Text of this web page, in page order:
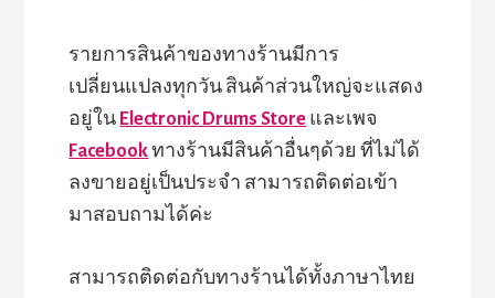
รายการสินค้าของทางร้านมีการ
เปลี่ยนแปลงทุกวัน สินค้าส่วนใหญ่จะแสดง
อยู่ใน Electronic Drums Store และเพจ
Facebookทางร้านมีสินค้าอื่นๆด้วย ที่ไม่ได้
ลงขายอยู่เป็นประจำ สามารถติดต่อเข้า
มาสอบถามได้ค่ะ
สามารถติดต่อกับทางร้านได้ทั้งภาษาไทย